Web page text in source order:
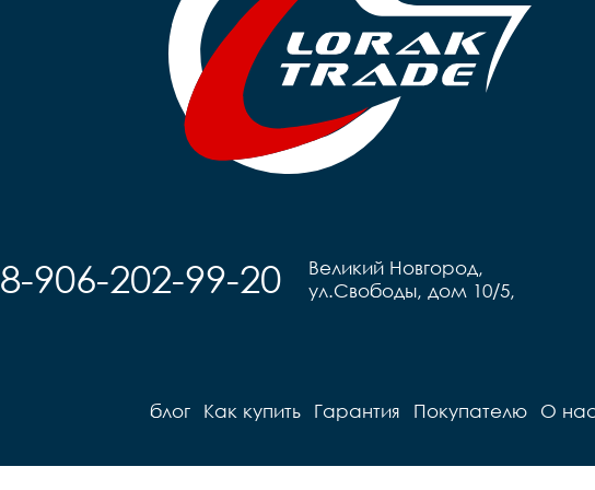
Грипсы		black
Седло		детское Sport
Педали		Пластиковые
Подседельный штырь
сталь
Педали		Пластиковые
Великий Новгород,
ул.Свободы, дом 10/5,
8-906-202-99-20
блог Как купить Гарантия Покупателю О